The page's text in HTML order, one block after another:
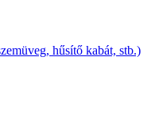
hűsítő kabát, stb.)